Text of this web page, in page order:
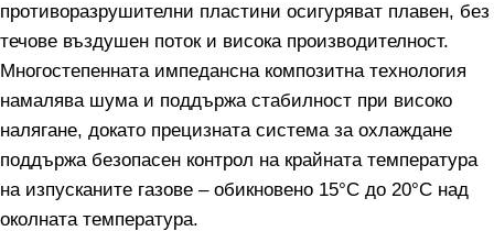
противоразрушителни пластини осигуряват плавен, без
течове въздушен поток и висока производителност.
Многостепенната импедансна композитна технология
намалява шума и поддържа стабилност при високо
налягане, докато прецизната система за охлаждане
поддържа безопасен контрол на крайната температура
на изпусканите газове – обикновено 15°C до 20°C над
околната температура.